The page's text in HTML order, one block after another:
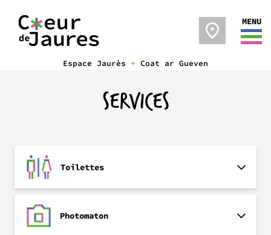
Espace Jaurès + Coat ar Gueven
MENU
SERVICES
Toilettes
Photomaton